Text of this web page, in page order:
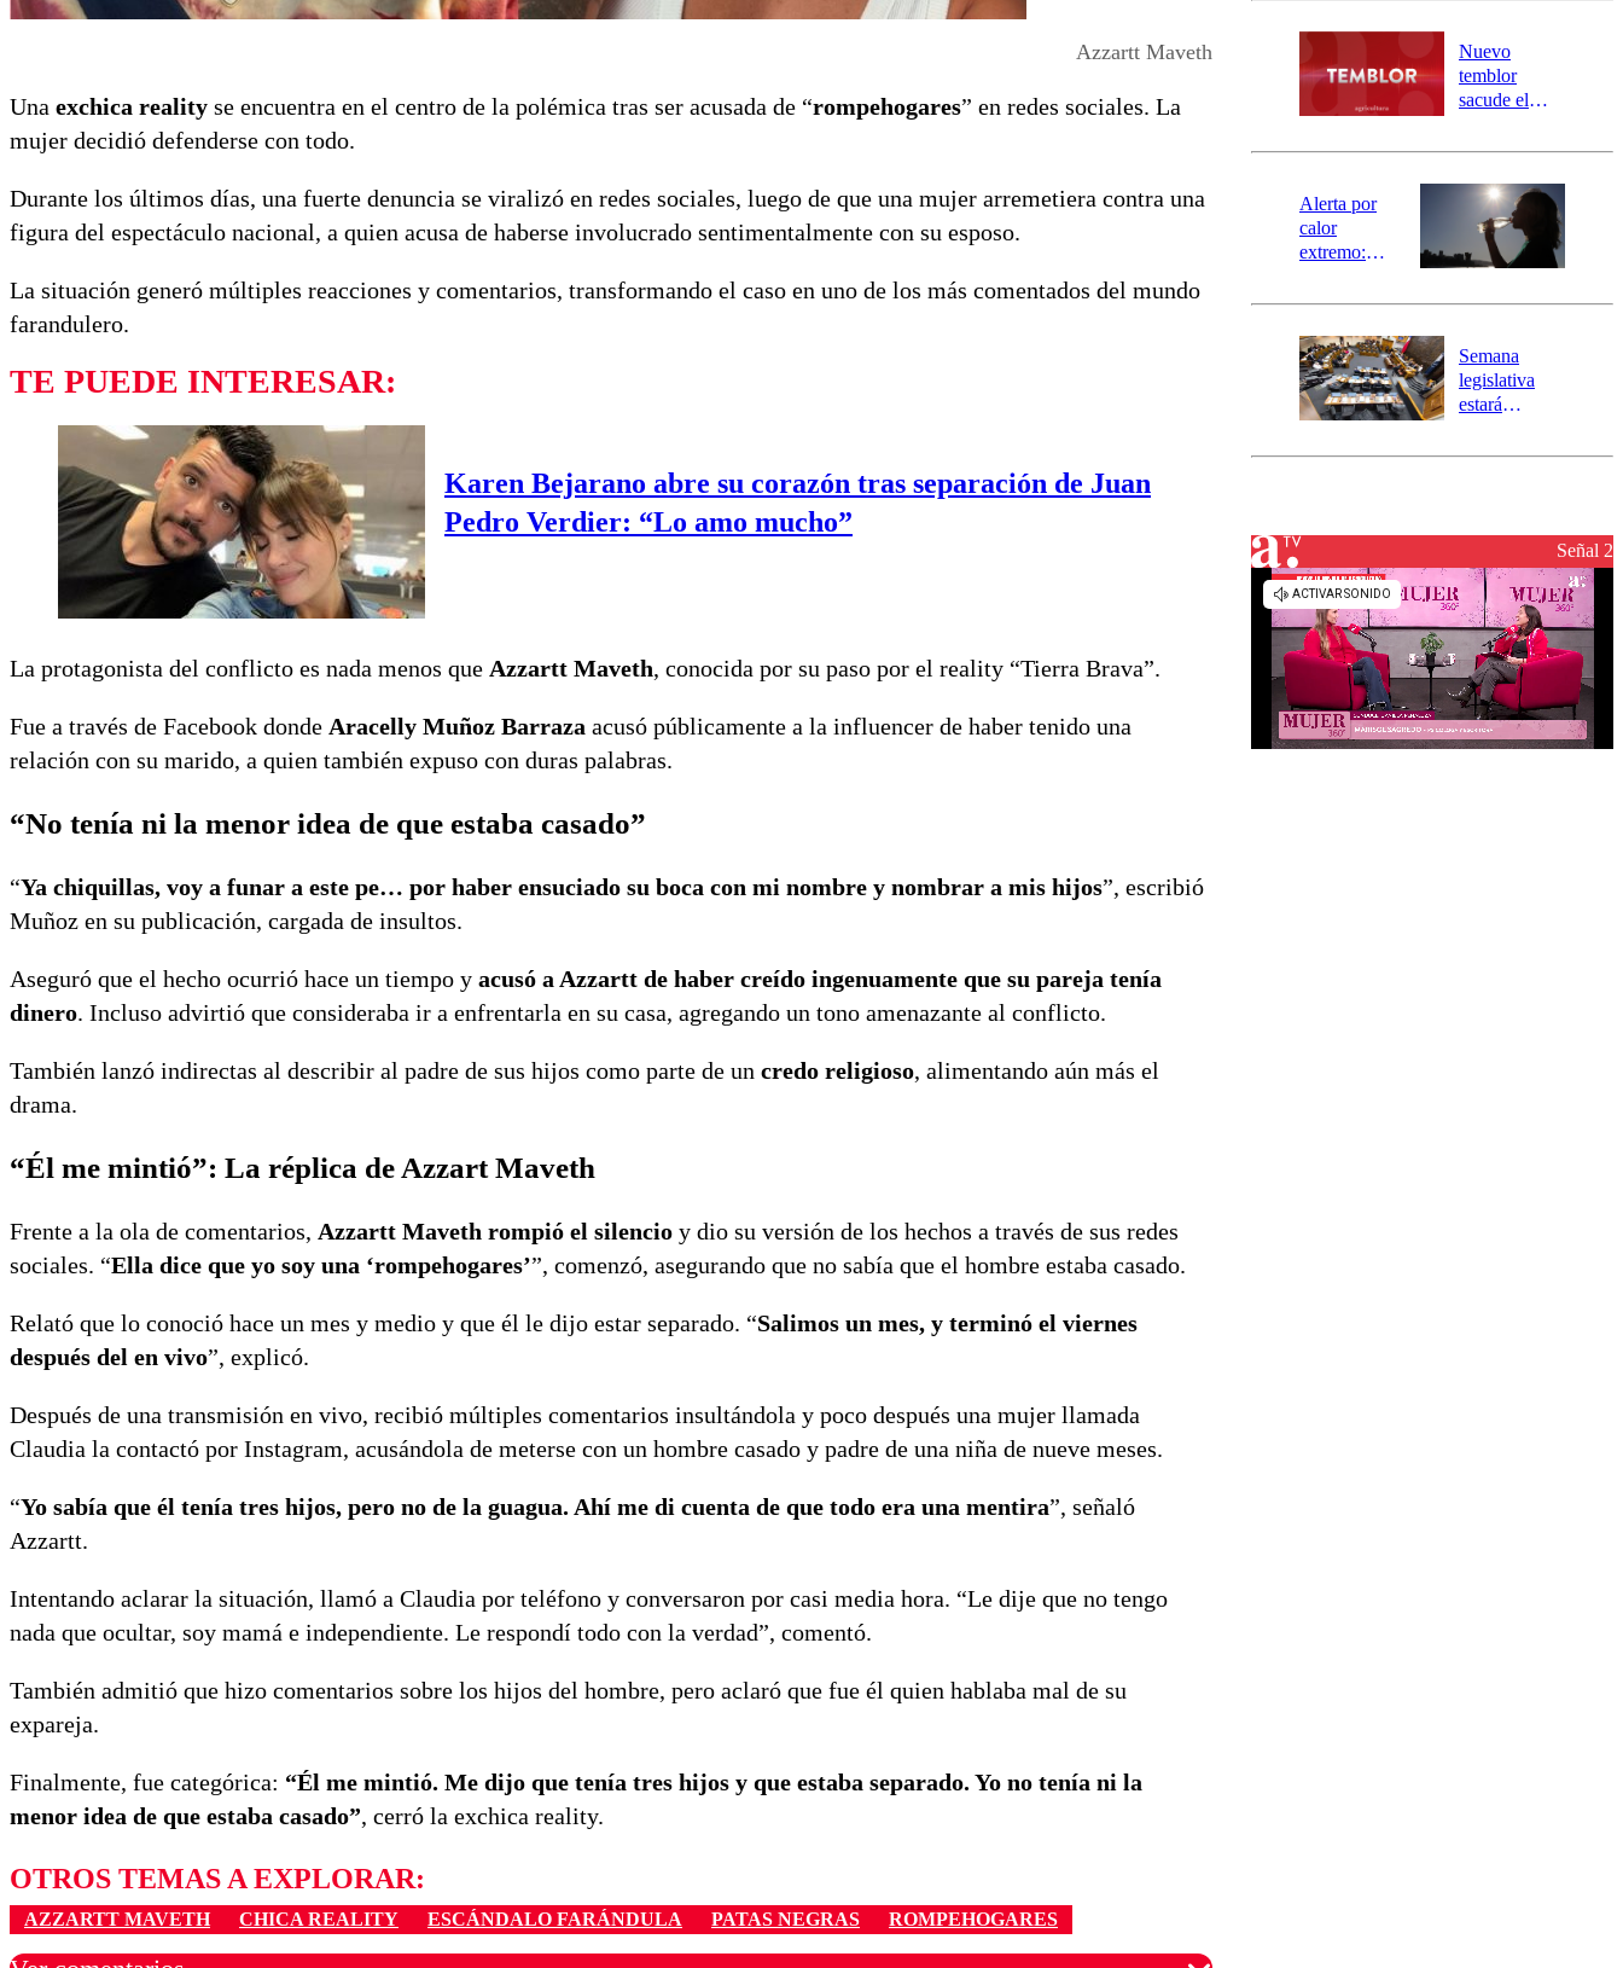
Azzartt Maveth
Una exchica reality se encuentra en el centro de la polémica tras ser acusada de “rompehogares” en redes sociales. La
mujer decidió defenderse con todo.
Durante los últimos días, una fuerte denuncia se viralizó en redes sociales, luego de que una mujer arremetiera contra una
figura del espectáculo nacional, a quien acusa de haberse involucrado sentimentalmente con su esposo.
La situación generó múltiples reacciones y comentarios, transformando el caso en uno de los más comentados del mundo
farandulero.
TE PUEDE INTERESAR:
Karen Bejarano abre su corazón tras separación de Juan
Pedro Verdier: “Lo amo mucho”
La protagonista del conflicto es nada menos que Azzartt Maveth, conocida por su paso por el reality “Tierra Brava”.
Fue a través de Facebook donde Aracelly Muñoz Barraza acusó públicamente a la influencer de haber tenido una
relación con su marido, a quien también expuso con duras palabras.
“No tenía ni la menor idea de que estaba casado”
“Ya chiquillas, voy a funar a este pe… por haber ensuciado su boca con mi nombre y nombrar a mis hijos”, escribió
Muñoz en su publicación, cargada de insultos.
Aseguró que el hecho ocurrió hace un tiempo y acusó a Azzartt de haber creído ingenuamente que su pareja tenía
dinero. Incluso advirtió que consideraba ir a enfrentarla en su casa, agregando un tono amenazante al conflicto.
También lanzó indirectas al describir al padre de sus hijos como parte de un credo religioso, alimentando aún más el
drama.
“Él me mintió”: La réplica de Azzart Maveth
Frente a la ola de comentarios, Azzartt Maveth rompió el silencio y dio su versión de los hechos a través de sus redes
sociales. “Ella dice que yo soy una ‘rompehogares’”, comenzó, asegurando que no sabía que el hombre estaba casado.
Relató que lo conoció hace un mes y medio y que él le dijo estar separado. “Salimos un mes, y terminó el viernes
después del en vivo”, explicó.
Después de una transmisión en vivo, recibió múltiples comentarios insultándola y poco después una mujer llamada
Claudia la contactó por Instagram, acusándola de meterse con un hombre casado y padre de una niña de nueve meses.
“Yo sabía que él tenía tres hijos, pero no de la guagua. Ahí me di cuenta de que todo era una mentira”, señaló
Azzartt.
Intentando aclarar la situación, llamó a Claudia por teléfono y conversaron por casi media hora. “Le dije que no tengo
nada que ocultar, soy mamá e independiente. Le respondí todo con la verdad”, comentó.
También admitió que hizo comentarios sobre los hijos del hombre, pero aclaró que fue él quien hablaba mal de su
expareja.
Finalmente, fue categórica: “Él me mintió. Me dijo que tenía tres hijos y que estaba separado. Yo no tenía ni la
menor idea de que estaba casado”, cerró la exchica reality.
OTROS TEMAS A EXPLORAR:
AZZARTT MAVETH CHICA REALITY ESCÁNDALO FARÁNDULA PATAS NEGRAS ROMPEHOGARES
río Damas:
activa
mensajería
SAE
Nuevo
temblor
sacude el
revisa la
epicentro
Alerta por
calor
extremo:
activa Alerta
Preventiva en
tres comunas
Semana
legislativa
estará
el fin de la
reconstrucciónSeñal 2